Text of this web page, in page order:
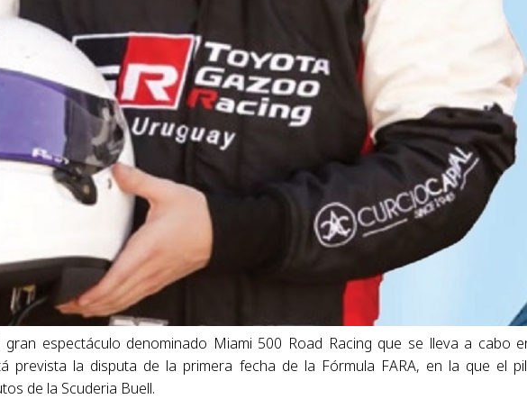
espectáculo denominado Miami 500 Road Racing que se lleva a cabo
prevista la disputa de la primera fecha de la Fórmula FARA, en la que el
de la Scuderia Buell.